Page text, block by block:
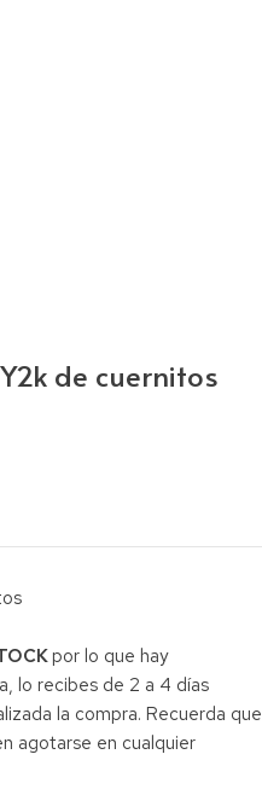
de cuernitos
por lo que hay
lo recibes de 2 a 4 días
la compra. Recuerda que
agotarse en cualquier